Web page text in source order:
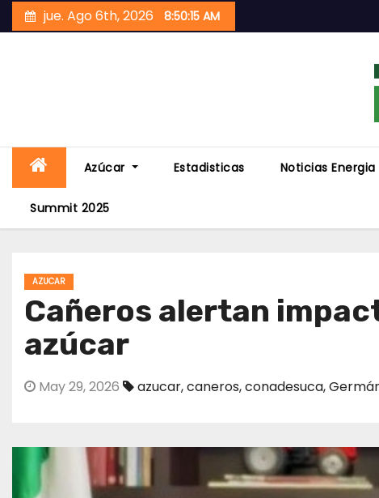
to
jue. Ago 6th, 2026 8:50:16 AM
Azúcar Estadisticas Noticias Energia
Summit 2025
AZUCAR
Cañeros alertan
azúcar
May 29, 2026 azucar,caneros,conadesuca,